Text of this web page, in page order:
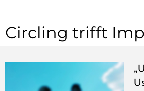
Circling trifft